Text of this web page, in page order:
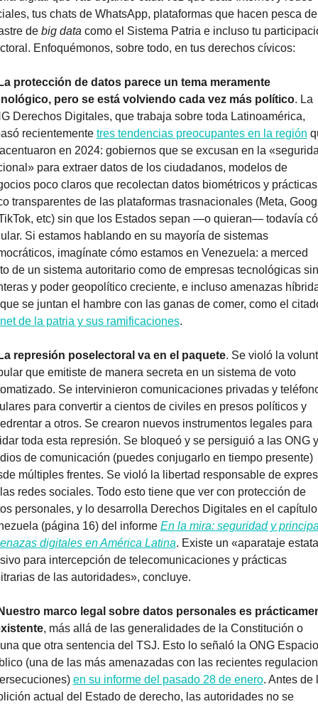
tus chats de WhatsApp, plataformas que hacen pesca de
de big data como el Sistema Patria e incluso tu
Enfoquémonos, sobre todo, en tus derechos cívicos:
protección de datos parece un tema meramente
pero se está volviendo cada vez más político. La
Derechos Digitales, que trabaja sobre toda Latinoamérica,
recientemente tres tendencias preocupantes en la región
en 2024: gobiernos que se excusan en la
para extraer datos de los ciudadanos, modelos de
poco claros que recolectan datos biométricos y prácticas
transparentes de las plataformas trasnacionales (Meta,
etc) sin que los Estados sepan —o quieran— todavía
Si estamos hablando en su mayoría de sistemas
imagínate cómo estamos en Venezuela: a merced
de un sistema autoritario como de empresas tecnológicas sin
y poder geopolítico creciente, e incluso amenazas
de la patria y sus ramificaciones.
represión poselectoral va en el paquete. Se violó la
que emitiste de manera secreta en un sistema de voto
Se intervinieron comunicaciones privadas y
para convertir a cientos de civiles en presos políticos y
a otros. Se crearon nuevos instrumentos legales para
toda esta represión. Se bloqueó y se persiguió a las ONG y
de comunicación (puedes conjugarlo en tiempo presente)
múltiples frentes. Se violó la libertad responsable de
redes sociales. Todo esto tiene que ver con protección de
personales, y lo desarrolla Derechos Digitales en el capítulo
(página 16) del informe En la mira: seguridad y
digitales en América Latina. Existe un «aparataje
para intercepción de telecomunicaciones y prácticas
de las autoridades», concluye.
marco legal sobre datos personales es
, más allá de las generalidades de la Constitución o
que otra sentencia del TSJ. Esto lo señaló la ONG Espacio
(una de las más amenazadas con las recientes
en su informe del pasado 28 de enero. Antes de
actual del Estado de derecho, las autoridades no se